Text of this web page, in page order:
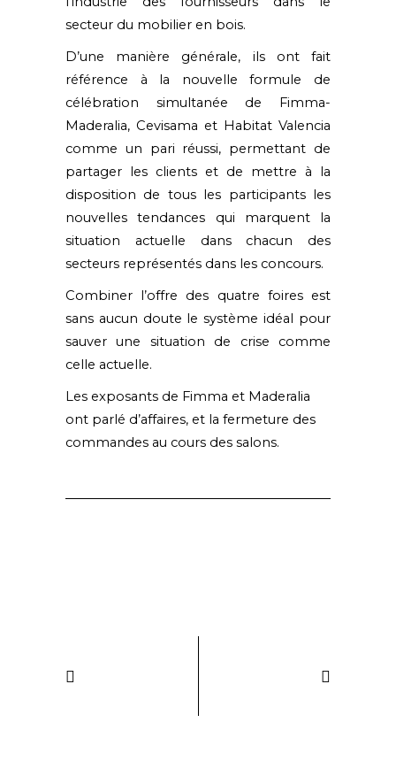
secteur du mobilier en bois.
D’une manière générale, ils ont fait
référence à la nouvelle formule de
célébration simultanée de Fimma-
Maderalia, Cevisama et Habitat Valencia
comme un pari réussi, permettant de
partager les clients et de mettre à la
disposition de tous les participants les
nouvelles tendances qui marquent la
situation actuelle dans chacun des
secteurs représentés dans les concours.
Combiner l’offre des quatre foires est
sans aucun doute le système idéal pour
sauver une situation de crise comme
celle actuelle.
Les exposants de Fimma et Maderalia
ont parlé d’affaires, et la fermeture des
commandes au cours des salons.